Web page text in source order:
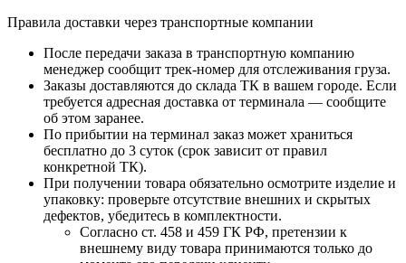
Правила доставки через транспортные компании
После передачи заказа в транспортную компанию
менеджер сообщит трек-номер для отслеживания груза.
Заказы доставляются до склада ТК в вашем городе. Если
требуется адресная доставка от терминала — сообщите
об этом заранее.
По прибытии на терминал заказ может храниться
бесплатно до 3 суток (срок зависит от правил
конкретной ТК).
При получении товара обязательно осмотрите изделие и
упаковку: проверьте отсутствие внешних и скрытых
дефектов, убедитесь в комплектности.
Согласно ст. 458 и 459 ГК РФ, претензии к
внешнему виду товара принимаются только до